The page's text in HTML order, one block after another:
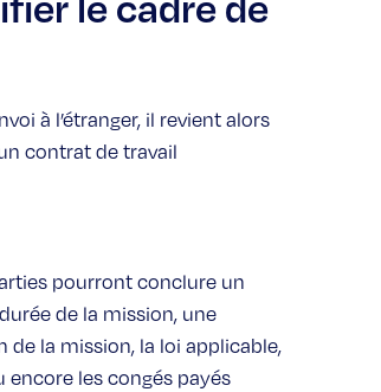
à l’étranger, il revient alors
contrat de travail
pourront conclure un
de la mission, une
de la mission, la loi applicable,
les congés payés